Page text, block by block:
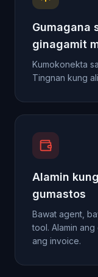
Gumagana
ginagamit
Kumokonekta
Tingnan kung
Alamin
gumastos
Bawat agent,
tool. Alamin
ang invoice.